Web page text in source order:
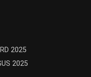
2025
2025